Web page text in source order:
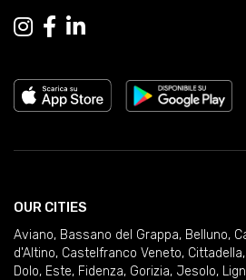
OUR CITIES
Aviano, Bassano del Grappa, Belluno,
d'Altino, Castelfranco Veneto, Cittadella,
Dolo, Este, Fidenza, Gorizia, Jesolo,